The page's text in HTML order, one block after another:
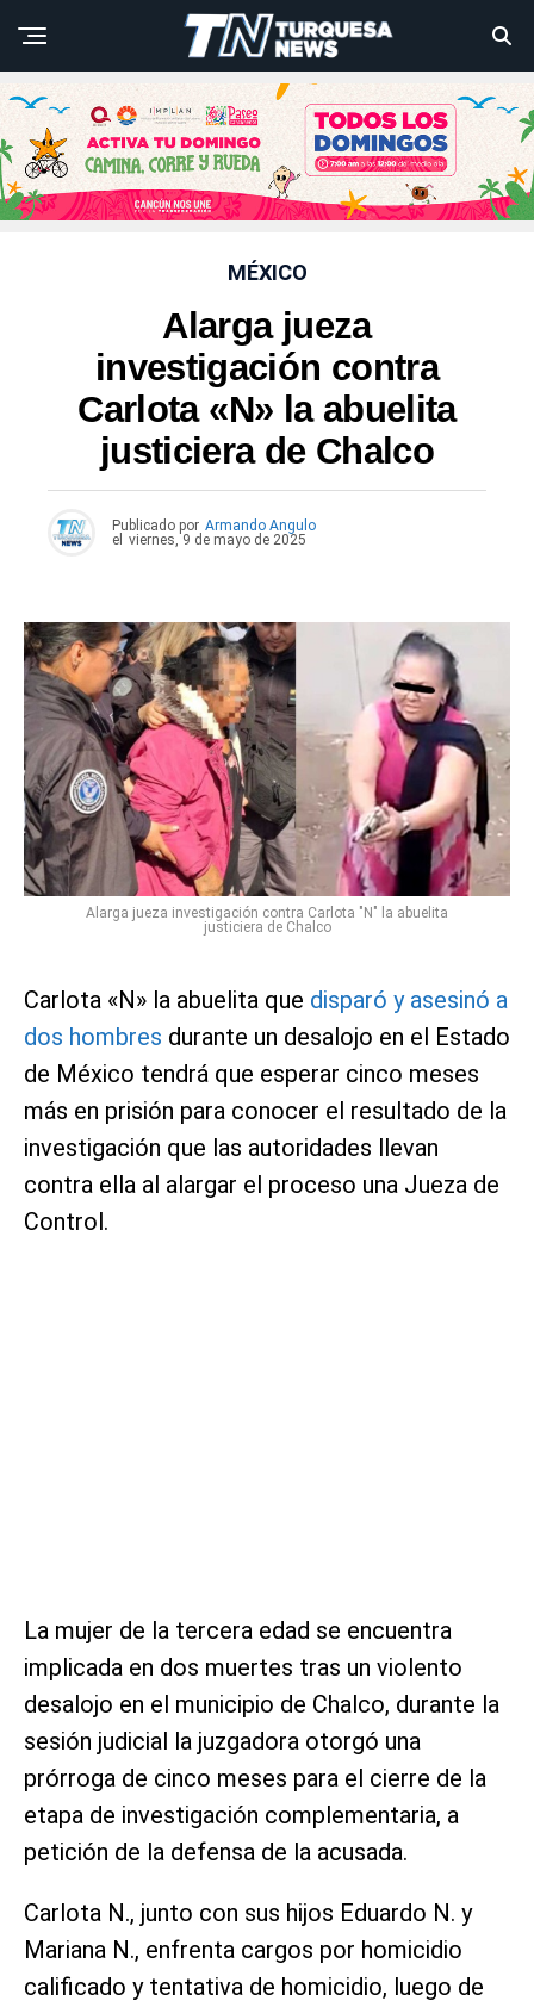
MÉXICO
Alarga jueza
investigación contra
Carlota «N» la abuelita
justiciera de Chalco
Publicado por Armando Angulo
el viernes, 9 de mayo de 2025
Alarga jueza investigación contra Carlota "N" la abuelita
justiciera de Chalco
Carlota «N» la abuelita que disparó y asesinó a
dos hombres durante un desalojo en el Estado
de México tendrá que esperar cinco meses
más en prisión para conocer el resultado de la
investigación que las autoridades llevan
contra ella al alargar el proceso una Jueza de
Control.
La mujer de la tercera edad se encuentra
implicada en dos muertes tras un violento
desalojo en el municipio de Chalco, durante la
sesión judicial la juzgadora otorgó una
prórroga de cinco meses para el cierre de la
etapa de investigación complementaria, a
petición de la defensa de la acusada.
Carlota N., junto con sus hijos Eduardo N. y
Mariana N., enfrenta cargos por homicidio
calificado y tentativa de homicidio, luego de